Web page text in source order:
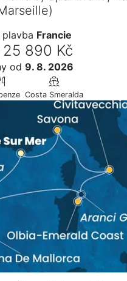
plavba Francie
25 890 Kč
od 9. 8. 2026
Costa Smeralda